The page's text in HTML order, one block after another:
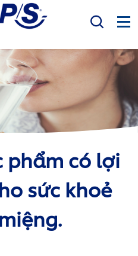
phẩm có lợi
sức khoẻ